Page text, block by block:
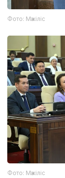
Фото: Мәжіліс
Фото: Мәжіліс